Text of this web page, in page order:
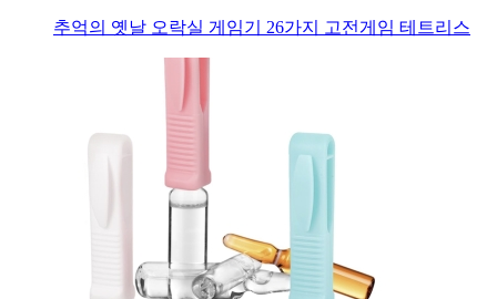
추억의 옛날 오락실 게임기 26가지 고전게임 테트리스